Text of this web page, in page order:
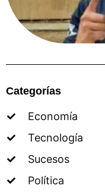
Categorías
Economía
Tecnología
Sucesos
Política